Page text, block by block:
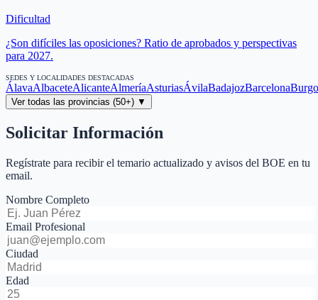
Dificultad
¿Son difíciles las oposiciones? Ratio de aprobados y perspectivas
para 2027.
SEDES Y LOCALIDADES DESTACADAS
ÁlavaAlbaceteAlicanteAlmeríaAsturiasÁvilaBadajozBarcelona
Ver todas las provincias (50+) ▼
Solicitar Información
Regístrate para recibir el temario actualizado y avisos del BOE en tu
email.
Nombre Completo
Email Profesional
Ciudad
Edad